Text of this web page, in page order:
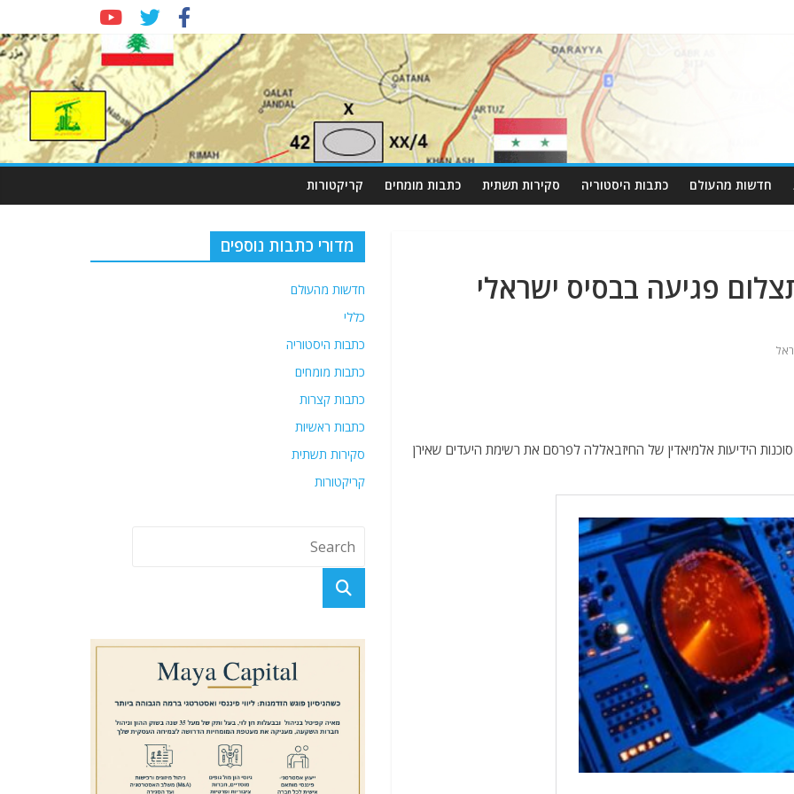
חדשות מהעולם כתבות היסטוריה סקירות תשתית כתבות מומחים קריקטורות
פגיעה בבסיס ישראלי
הידיעות אלמיאדין של החיזבאללה לפרסם את רשימת היעדים שאירן
מדורי כתבות נוספים
חדשות מהעולם
כללי
כתבות היסטוריה
כתבות מומחים
כתבות קצרות
כתבות ראשיות
סקירות תשתית
קריקטורות